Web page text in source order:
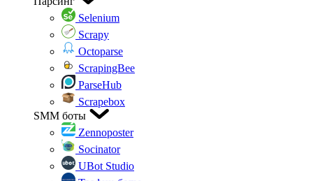
Selenium
Scrapy
Octoparse
ScrapingBee
ParseHub
Scrapebox
SMM боты
Zennoposter
Socinator
UBot Studio